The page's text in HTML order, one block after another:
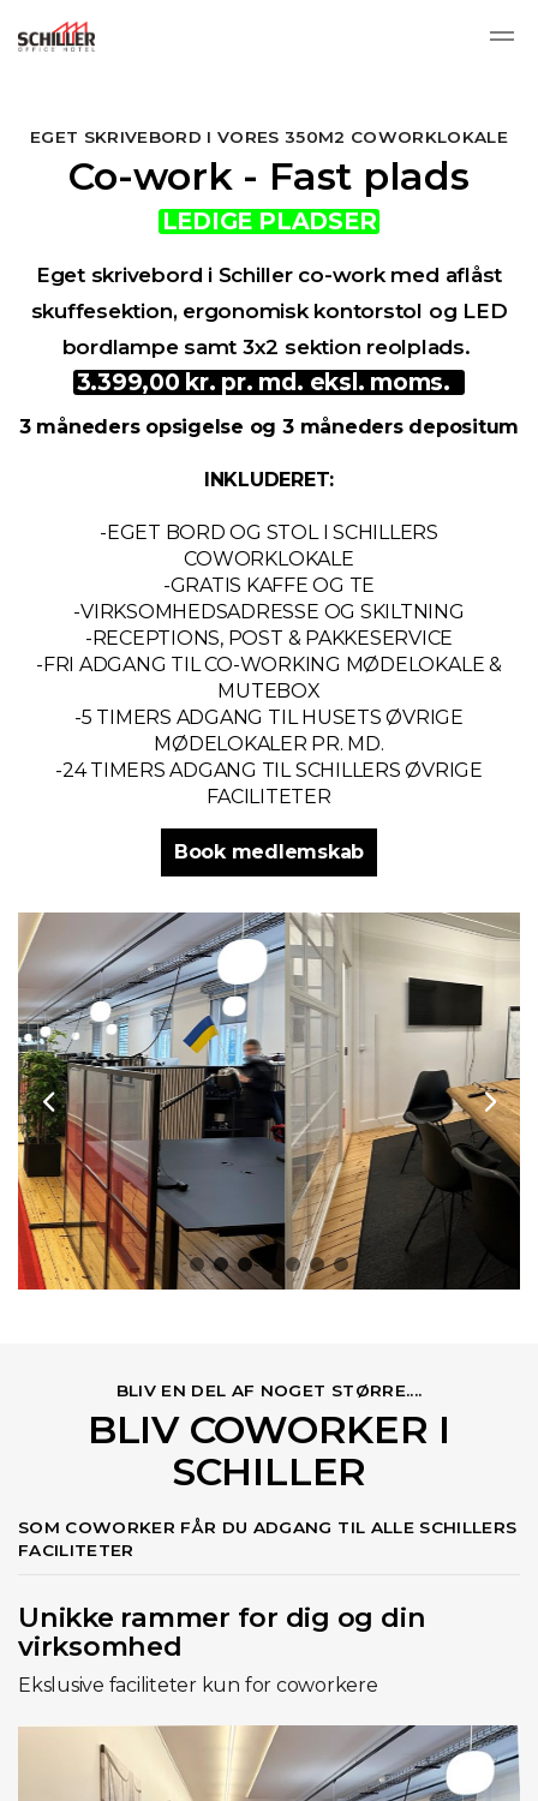
EGET SKRIVEBORD I VORES 350M2 COWORKLOKALE
Co-work - Fast plads
LEDIGE PLADSER
Eget skrivebord i Schiller co-work med aflåst
skuffesektion, ergonomisk kontorstol og LED
bordlampe samt 3x2 sektion reolplads.
3.399,00 kr. pr. md. eksl. moms.
3 måneders opsigelse og 3 måneders depositum
INKLUDERET:
-EGET BORD OG STOL I SCHILLERS
COWORKLOKALE
-GRATIS KAFFE OG TE
-VIRKSOMHEDSADRESSE OG SKILTNING
-RECEPTIONS, POST & PAKKESERVICE
-FRI ADGANG TIL CO-WORKING MØDELOKALE &
MUTEBOX
-5 TIMERS ADGANG TIL HUSETS ØVRIGE
MØDELOKALER PR. MD.
-24 TIMERS ADGANG TIL SCHILLERS ØVRIGE
FACILITETER
Book medlemskab
BLIV EN DEL AF NOGET STØRRE....
BLIV COWORKER I
SCHILLER
SOM COWORKER FÅR DU ADGANG TIL ALLE SCHILLERS
FACILITETER
Unikke rammer for dig og din
virksomhed
Ekslusive faciliteter kun for coworkere